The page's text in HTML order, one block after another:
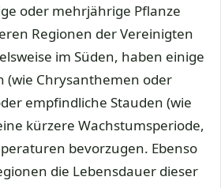
oder mehrjährige Pflanze
Regionen der Vereinigten
im Süden, haben einige
(wie Chrysanthemen oder
empfindliche Stauden (wie
kürzere Wachstumsperiode,
bevorzugen. Ebenso
die Lebensdauer dieser